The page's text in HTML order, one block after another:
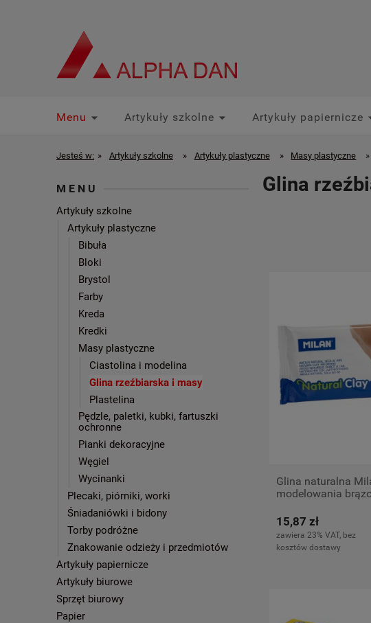
Menu Artykuły szkolne Artykuły papiernicze
Promocje Partnerskie
Jesteś w: » Artykuły szkolne » Artykuły plastyczne » Masy plastyczne »
Glina
Glina naturalna
modelowania
15,87 zł
zawiera 23% VAT, bez
kosztów dostawy
MENU
Artykuły szkolne
Artykuły plastyczne
Bibuła
Bloki
Brystol
Farby
Kreda
Kredki
Masy plastyczne
Ciastolina i modelina
Glina rzeźbiarska i masy
Plastelina
Pędzle, paletki, kubki, fartuszki
ochronne
Pianki dekoracyjne
Węgiel
Wycinanki
Plecaki, piórniki, worki
Śniadaniówki i bidony
Torby podróżne
Znakowanie odzieży i przedmiotów
Artykuły papiernicze
Artykuły biurowe
Sprzęt biurowy
Papier